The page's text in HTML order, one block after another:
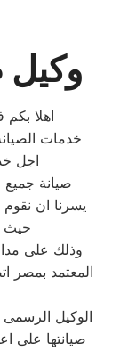
وكيل
خدمات
اجل
صيانة جميع
يسرنا ان
حيث
المعتمد بمصر
الوكيل الرسمى
صيانتها على